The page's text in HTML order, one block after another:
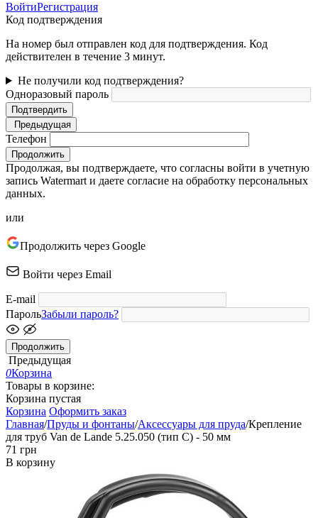
ВойтиРегистрация
Код подтверждения
На номер был отправлен код для подтверждения. Код
действителен в течение 3 минут.
Не получили код подтверждения?
Одноразовый пароль
Подтвердить
Предыдущая
Телефон
Продолжить
Продолжая, вы подтверждаете, что согласны войти в учетную
запись Watermart и даете согласие на обработку персональных
данных.
или
Продолжить через Google
Войти через Email
E-mail
ПарольЗабыли пароль?
Продолжить
Предыдущая
0Корзина
Товары в корзине:
Корзина пустая
Корзина Оформить заказ
Главная/Пруды и фонтаны/Аксессуары для пруда/Крепление
для труб Van de Lande 5.25.050 (тип C) - 50 мм
‍71‍ грн
В корзину